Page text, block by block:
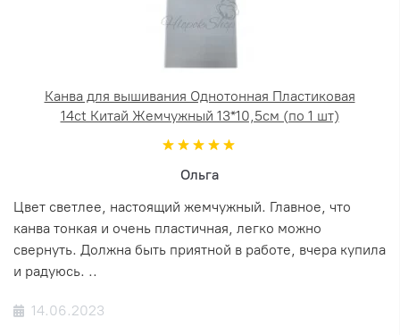
Канва для вышивания Однотонная Пластиковая
14ct Китай Жемчужный 13*10,5см (по 1 шт)
Ольга
Цвет светлее, настоящий жемчужный. Главное, что
канва тонкая и очень пластичная, легко можно
свернуть. Должна быть приятной в работе, вчера купила
и радуюсь. ..
14.06.2023